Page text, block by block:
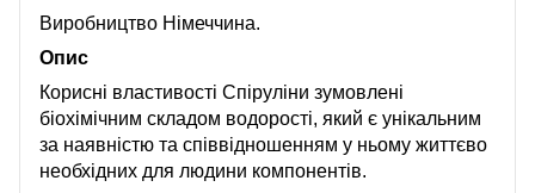
Виробництво Німеччина.
Опис
Корисні властивості Спіруліни зумовлені
біохімічним складом водорості, який є унікальним
за наявністю та співвідношенням у ньому життєво
необхідних для людини компонентів.